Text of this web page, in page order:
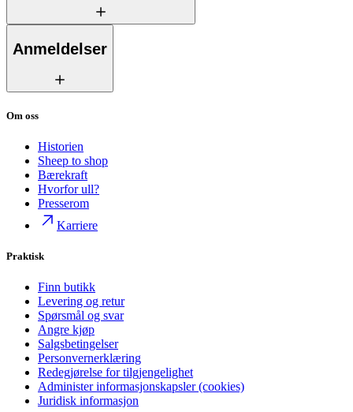
Anmeldelser
Om oss
Historien
Sheep to shop
Bærekraft
Hvorfor ull?
Presserom
Karriere
Praktisk
Finn butikk
Levering og retur
Spørsmål og svar
Angre kjøp
Salgsbetingelser
Personvernerklæring
Redegjørelse for tilgjengelighet
Administer informasjonskapsler (cookies)
Juridisk informasjon